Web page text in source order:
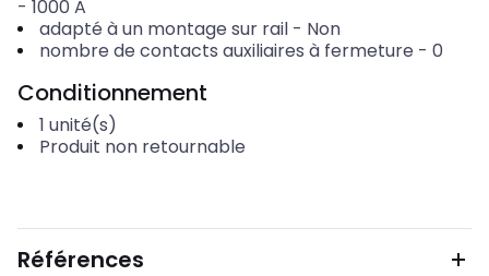
- 1000 A
adapté à un montage sur rail- Non
nombre de contacts auxiliaires à fermeture - 0
Conditionnement
1 unité(s)
Produit non retournable
Références